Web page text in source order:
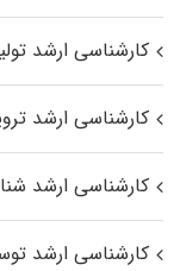
کارشناسی ارشد
کارشناسی ارشد
کارشناسی ارشد
کارشناسی ارشد